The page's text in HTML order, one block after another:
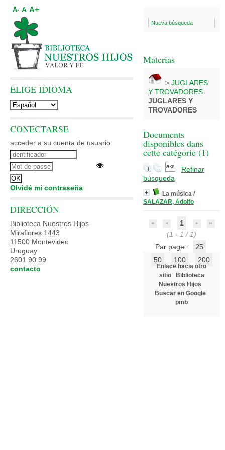
Nueva búsqueda
Materias
> JUGLARES
Y TROVADORES
JUGLARES Y
TROVADORES
Documents
disponibles dans
cette catégorie (1)
Refinar
búsqueda
La música /
SALAZAR, Adolfo
1
(1 - 1 / 1)
Par page :
25
50
100 200
Enlace hacia otro
sitio
Biblioteca
Nuestros Hijos
Buscar en Google
pmb
A- A A+
ELIGE IDIOMA
CONECTARSE
acceder a su cuenta de usuario
Olvidé mi contraseña
DIRECCIÓN
Biblioteca Nuestros Hijos
Miraflores 1443
11500 Montevideo
Uruguay
2601 90 99
contacto